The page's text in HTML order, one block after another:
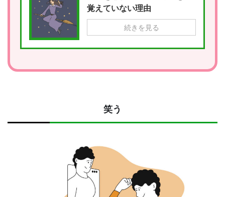
覚えていない理由
続きを見る
笑う